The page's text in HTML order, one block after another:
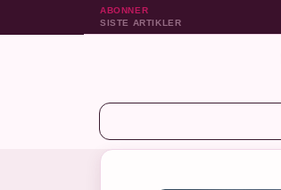
ABONNER
SISTE ARTIKLER